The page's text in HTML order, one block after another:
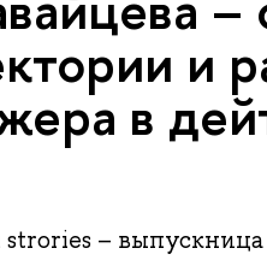
и
в
strories –